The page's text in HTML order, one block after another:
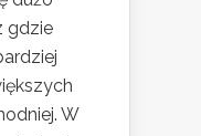
gdzie
W